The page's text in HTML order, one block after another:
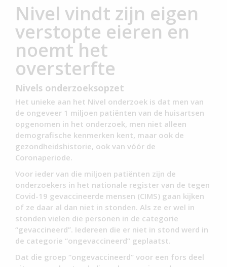
Nivel vindt zijn eigen
verstopte eieren en
noemt het
oversterfte
Nivels onderzoeksopzet
Het unieke aan het Nivel onderzoek is dat men van
de ongeveer 1 miljoen patiënten van de huisartsen
opgenomen in het onderzoek, men niet alleen
demografische kenmerken kent, maar ook de
gezondheidshistorie, ook van vóór de
Coronaperiode.
Voor ieder van die miljoen patiënten zijn de
onderzoekers in het nationale register van de tegen
Covid-19 gevaccineerde mensen (CIMS) gaan kijken
of ze daar al dan niet in stonden. Als ze er wel in
stonden vielen die personen in de categorie
“gevaccineerd”. Iedereen die er niet in stond werd in
de categorie “ongevaccineerd” geplaatst.
Dat die groep “ongevaccineerd” voor een fors deel